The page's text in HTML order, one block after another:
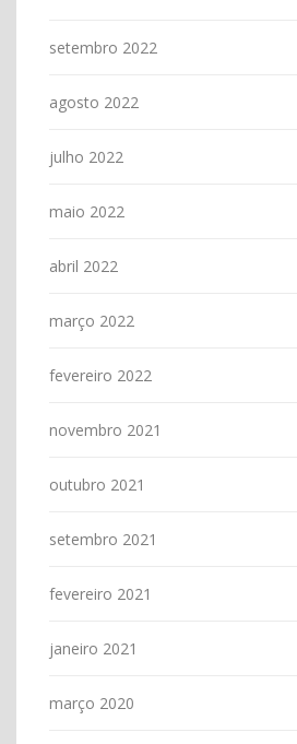
setembro 2022
agosto 2022
julho 2022
maio 2022
abril 2022
março 2022
fevereiro 2022
novembro 2021
outubro 2021
setembro 2021
fevereiro 2021
janeiro 2021
março 2020